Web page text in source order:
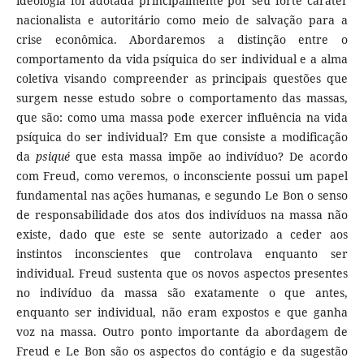
nacionalista e autoritário como meio de salvação para a
crise econômica. Abordaremos a distinção entre o
comportamento da vida psíquica do ser individual e a alma
coletiva visando compreender as principais questões que
surgem nesse estudo sobre o comportamento das massas,
que são: como uma massa pode exercer influência na vida
psíquica do ser individual? Em que consiste a modificação
da psiquéque esta massa impõe ao indivíduo? De acordo
com Freud, como veremos, o inconsciente possui um papel
fundamental nas ações humanas, e segundo Le Bon o senso
de responsabilidade dos atos dos indivíduos na massa não
existe, dado que este se sente autorizado a ceder aos
instintos inconscientes que controlava enquanto ser
individual. Freud sustenta que os novos aspectos presentes
no indivíduo da massa são exatamente o que antes,
enquanto ser individual, não eram expostos e que ganha
voz na massa. Outro ponto importante da abordagem de
Freud e Le Bon são os aspectos do contágio e da sugestão